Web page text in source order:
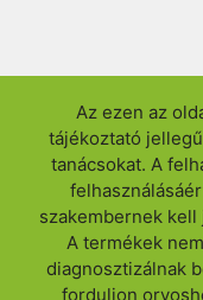
Az ezen az
tájékoztató
tanácsokat. A
szakembernek
A termékek
diagnosztizálnak
forduljon